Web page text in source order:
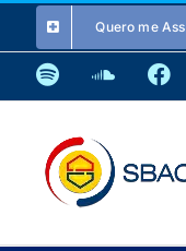
o
conteúdo
Quero me
Spotify